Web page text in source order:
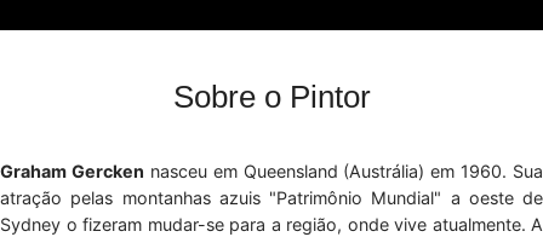
Sobre o Pintor
Graham Gercken nasceu em Queensland (Austrália) em 1960. Sua
atração pelas montanhas azuis "Patrimônio Mundial" a oeste de
Sydney o fizeram mudar-se para a região, onde vive atualmente. A